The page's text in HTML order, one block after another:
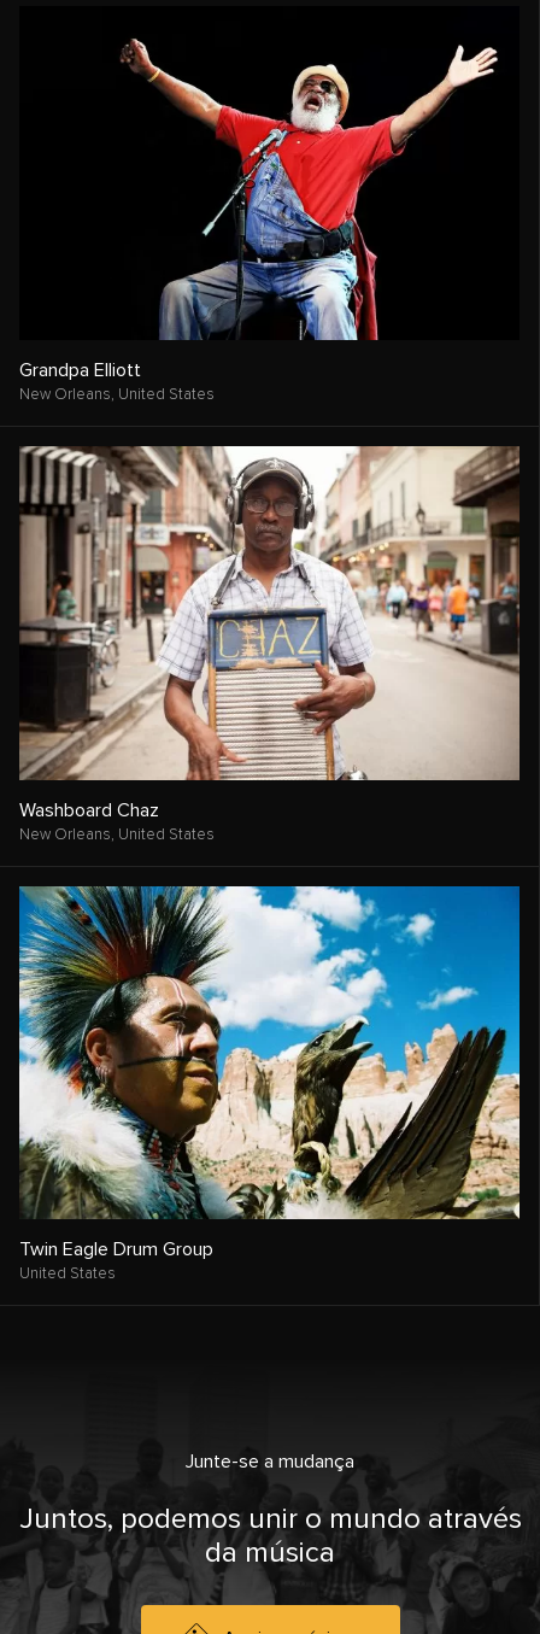
Grandpa Elliott
New Orleans, United States
Washboard Chaz
New Orleans, United States
Twin Eagle Drum Group
United States
Junte-se a mudança
Juntos, podemos unir o mundo através
da música